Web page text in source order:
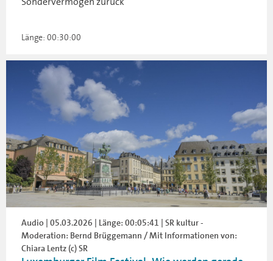
Länge: 00:30:00
Audio | 05.03.2026 | Länge: 00:05:41 | SR kultur -
Moderation: Bernd Brüggemann / Mit Informationen von:
Chiara Lentz (c) SR